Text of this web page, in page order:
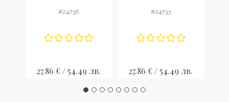
#24736
27.86 € / 54.49 лв.
жени
#24733
27.86 € / 54.49 лв.